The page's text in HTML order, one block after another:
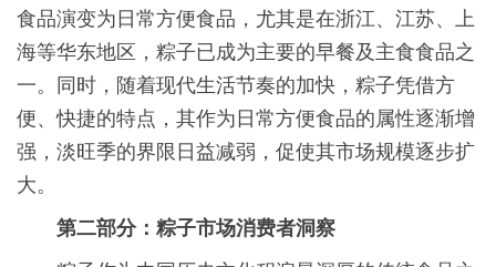
食品演变为日常方便食品，尤其是在浙江、江苏、上
海等华东地区，粽子已成为主要的早餐及主食食品之
一。同时，随着现代生活节奏的加快，粽子凭借方
便、快捷的特点，其作为日常方便食品的属性逐渐增
强，淡旺季的界限日益减弱，促使其市场规模逐步扩
大。
第二部分：粽子市场消费者洞察